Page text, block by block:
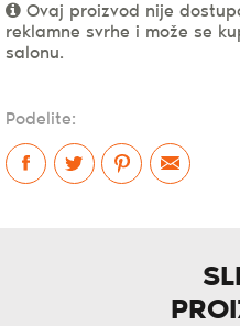
Ovaj proizvod nije
reklamne svrhe i može se
salonu.
Podelite: